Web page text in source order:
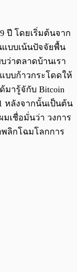
ปี โดยเริ่มต้นจาก
บบเน้นปัจจัยพื้น
ว่าตลาดบ้านเรา
บบก้าวกระโดดให้
มารู้จักับ Bitcoin
หลังจากนั้นเป็นต้น
เชื่อมั่นว่า วงการ
ลิกโฉมโลกการ